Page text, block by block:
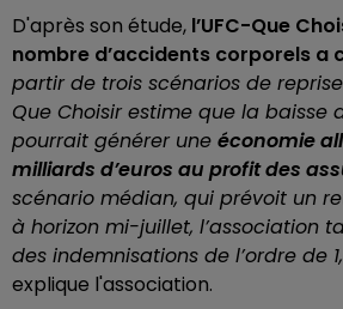
D'après son étude, l’UFC-Que
nombre d’accidents corporels a
partir de trois scénarios de reprise
Que Choisir estime que la baisse
pourrait générer une économie
milliards d’euros au profit des
scénario médian, qui prévoit un
à horizon mi-juillet, l’association
des indemnisations de l’ordre de
explique l'association.